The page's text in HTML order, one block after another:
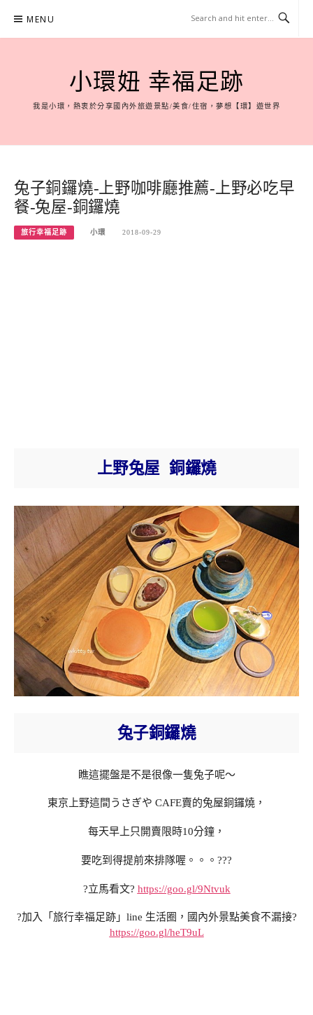
content
MENU
小環妞 幸福足跡
我是小環，熱衷於分享國內外旅遊景點/美食/住宿，夢想【環】遊世界
兔子銅鑼燒-上野咖啡廳推薦-上野必吃早
餐-兔屋-銅鑼燒
旅行幸福足跡 小環 2018-09-29
上野兔屋 銅鑼燒
兔子銅鑼燒
瞧這擺盤是不是很像一隻兔子呢～
東京上野這間うさぎや CAFE賣的兔屋銅鑼燒，
每天早上只開賣限時10分鐘，
要吃到得提前來排隊喔。。。???
?立馬看文? https://goo.gl/9Ntvuk
?加入「旅行幸福足跡」line 生活圈，國內外景點美食不漏接?
https://goo.gl/heT9uL